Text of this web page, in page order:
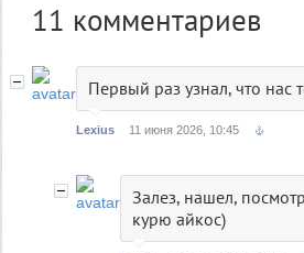
11 комментариев
Первый раз узнал, что нас
Lexius 11 июня 2026, 10:45
Залез, нашел,
курю айкос)